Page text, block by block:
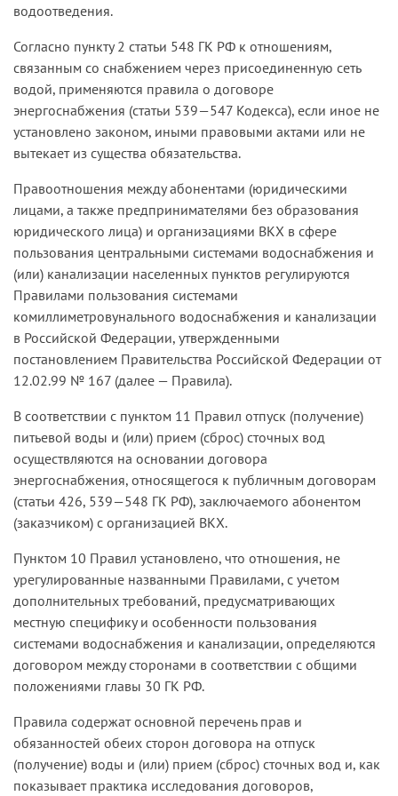
водоотведения.
Согласно пункту 2 статьи 548 ГК РФ к отношениям,
связанным со снабжением через присоединенную сеть
водой, применяются правила о договоре
энергоснабжения (статьи 539—547 Кодекса), если иное не
установлено законом, иными правовыми актами или не
вытекает из существа обязательства.
Правоотношения между абонентами (юридическими
лицами, а также предпринимателями без образования
юридического лица) и организациями ВКХ в сфере
пользования центральными системами водоснабжения и
(или) канализации населенных пунктов регулируются
Правилами пользования системами
комиллиметровунального водоснабжения и канализации
в Российской Федерации, утвержденными
постановлением Правительства Российской Федерации от
12.02.99 № 167 (далее — Правила).
В соответствии с пунктом 11 Правил отпуск (получение)
питьевой воды и (или) прием (сброс) сточных вод
осуществляются на основании договора
энергоснабжения, относящегося к публичным договорам
(статьи 426, 539—548 ГК РФ), заключаемого абонентом
(заказчиком) с организацией ВКХ.
Пунктом 10 Правил установлено, что отношения, не
урегулированные названными Правилами, с учетом
дополнительных требований, предусматривающих
местную специфику и особенности пользования
системами водоснабжения и канализации, определяются
договором между сторонами в соответствии с общими
положениями главы 30 ГК РФ.
Правила содержат основной перечень прав и
обязанностей обеих сторон договора на отпуск
(получение) воды и (или) прием (сброс) сточных вод и, как
показывает практика исследования договоров,